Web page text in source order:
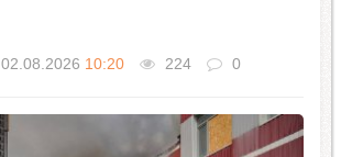
02.08.2026 10:20 224 0